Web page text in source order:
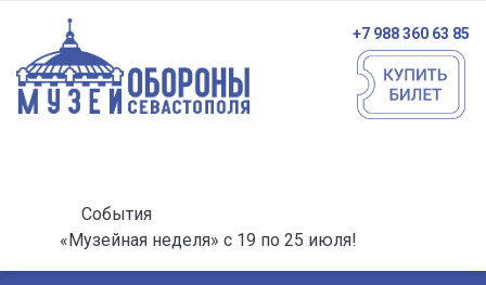
+7 988 360 63 85
События
«Музейная неделя» с 19 по 25 июля!